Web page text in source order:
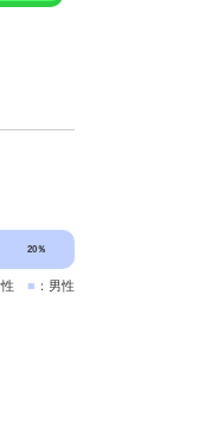
20％
性 ■ ：男性